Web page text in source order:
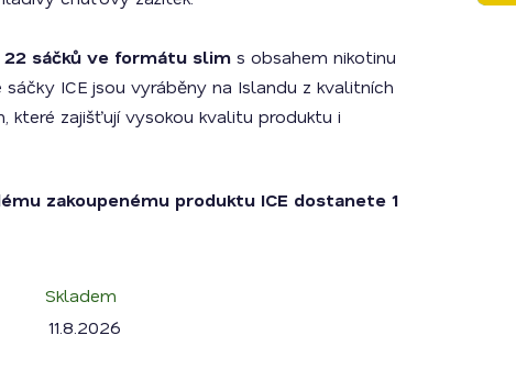
22 sáčků ve formátu slim s obsahem nikotinu
sáčky ICE jsou vyráběny na Islandu z kvalitních
které zajišťují vysokou kvalitu produktu i
zakoupenému produktu ICE dostanete 1
Skladem
11.8.2026